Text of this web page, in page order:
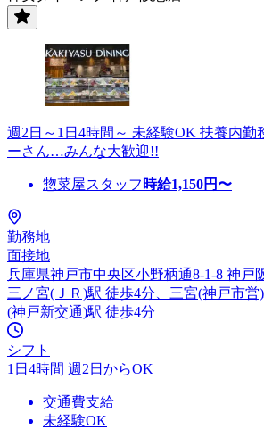
週2日～1日4時間～ 未経験OK 扶養内勤
ーさん…みんな大歓迎!!
惣菜屋スタッフ 時給1,150円〜
勤務地
面接地
兵庫県神戸市中央区小野柄通8-1-8 神戸
三ノ宮(ＪＲ)駅 徒歩4分、三宮(神戸市営
(神戸新交通)駅 徒歩4分
シフト
1日4時間 週2日からOK
交通費支給
未経験OK